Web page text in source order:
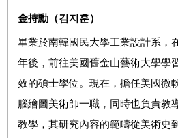
金持勳（김지훈）
畢業於南韓國民大學工業設計系，
年後，前往美國舊金山藝術大學學
效的碩士學位。現在，擔任美國微
腦繪圖美術師一職，同時也負責教
教學，其研究內容的範疇從美術史